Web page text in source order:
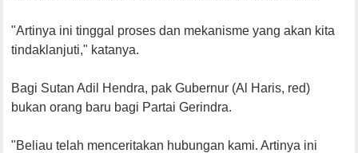
"Artinya ini tinggal proses dan mekanisme yang akan kita
tindaklanjuti," katanya.
Bagi Sutan Adil Hendra, pak Gubernur (Al Haris, red)
bukan orang baru bagi Partai Gerindra.
"Beliau telah menceritakan hubungan kami. Artinya ini